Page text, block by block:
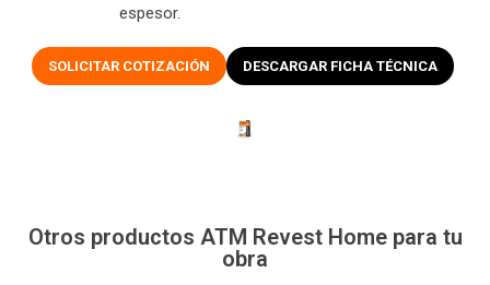
espesor.
SOLICITAR COTIZACIÓN DESCARGAR FICHA TÉCNICA
Otros productos ATM Revest Home para tu
obra